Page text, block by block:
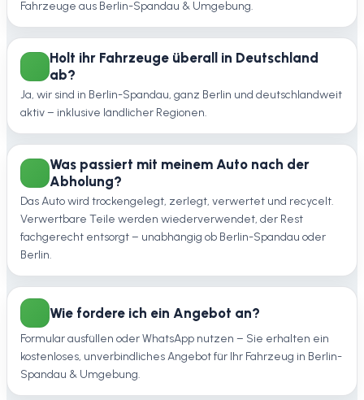
Fahrzeuge aus Berlin-Spandau & Umgebung.
Holt ihr Fahrzeuge überall in Deutschland
ab?
Ja, wir sind in Berlin-Spandau, ganz Berlin und deutschlandweit
aktiv – inklusive ländlicher Regionen.
Was passiert mit meinem Auto nach der
Abholung?
Das Auto wird trockengelegt, zerlegt, verwertet und recycelt.
Verwertbare Teile werden wiederverwendet, der Rest
fachgerecht entsorgt – unabhängig ob Berlin-Spandau oder
Berlin.
Wie fordere ich ein Angebot an?
Formular ausfüllen oder WhatsApp nutzen – Sie erhalten ein
kostenloses, unverbindliches Angebot für Ihr Fahrzeug in Berlin-
Spandau & Umgebung.